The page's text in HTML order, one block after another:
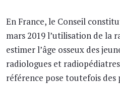
En France, le Conseil
mars 2019 l’utilisation de la
estimer l’âge osseux des
radiologues et
référence pose toutefois des